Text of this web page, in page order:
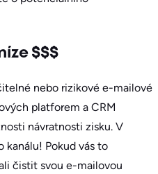
$$$
nebo rizikové e-mailové
platforem a CRM
návratnosti zisku. V
kanálu! Pokud vás to
čistit svou e-mailovou